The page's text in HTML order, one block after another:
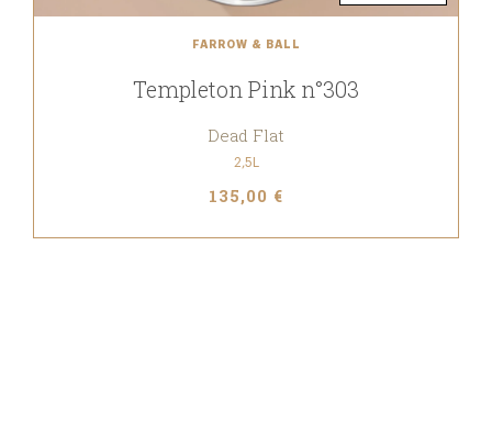
FARROW & BALL
Templeton Pink n°303
Dead Flat
2,5L
135,00 €